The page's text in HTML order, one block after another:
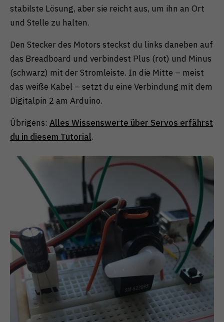
stabilste Lösung, aber sie reicht aus, um ihn an Ort
und Stelle zu halten.
Den Stecker des Motors steckst du links daneben auf
das Breadboard und verbindest Plus (rot) und Minus
(schwarz) mit der Stromleiste. In die Mitte – meist
das weiße Kabel – setzt du eine Verbindung mit dem
Digitalpin 2 am Arduino.
Übrigens: Alles Wissenswerte über Servos erfährst
du in diesem Tutorial.